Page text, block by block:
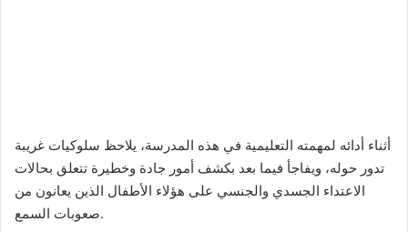
أثناء أدائه لمهمته التعليمية في هذه المدرسة، يلاحظ سلوكيات غريبة
تدور حوله، ويفاجأ فيما بعد بكشف أمور جادة وخطيرة تتعلق بحالات
الاعتداء الجسدي والجنسي على هؤلاء الأطفال الذين يعانون من
صعوبات السمع.